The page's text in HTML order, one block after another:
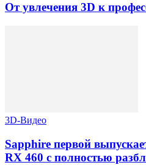
От увлечения 3D к
3D-Видео
Sapphire первой
RX 460 с полностью